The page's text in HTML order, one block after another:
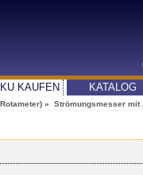
KAUFEN KATALOG
» Strömungsmesser mit